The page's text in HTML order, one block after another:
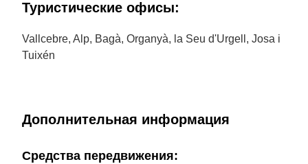
Туристические офисы:
Vallcebre, Alp, Bagà, Organyà, la Seu d'Urgell, Josa i
Tuixén
Дополнительная информация
Cредства передвижения: